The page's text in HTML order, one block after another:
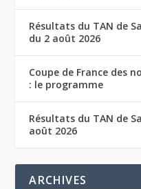
Résultats du TAN de
du 2 août 2026
Coupe de France des
: le programme
Résultats du TAN de
août 2026
ARCHIVES